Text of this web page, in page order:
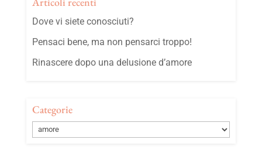
Dove vi siete conosciuti?
Pensaci bene, ma non pensarci troppo!
Rinascere dopo una delusione d’amore
Categorie
Categorie